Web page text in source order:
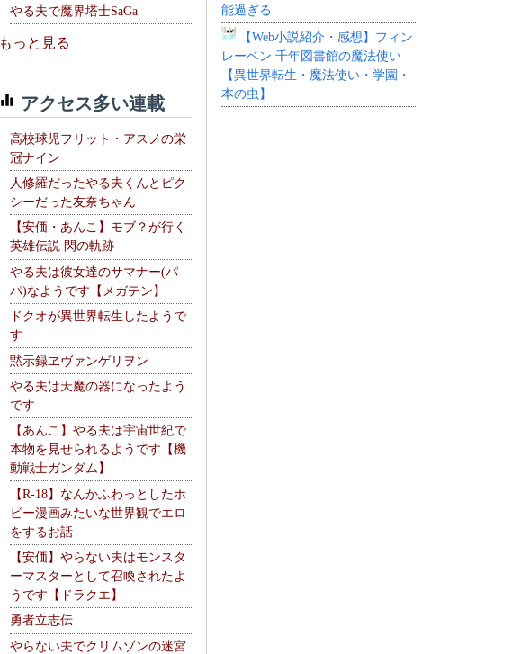
やる夫で魔界塔士SaGa
もっと見る
アクセス多い連載
高校球児フリット・アスノの栄
冠ナイン
人修羅だったやる夫くんとピク
シーだった友奈ちゃん
【安価・あんこ】モブ？が行く
英雄伝説 閃の軌跡
やる夫は彼女達のサマナー(パ
パ)なようです【メガテン】
ドクオが異世界転生したようで
す
黙示録ヱヴァンゲリヲン
やる夫は天魔の器になったよう
です
【あんこ】やる夫は宇宙世紀で
本物を見せられるようです【機
動戦士ガンダム】
【R-18】なんかふわっとしたホ
ビー漫画みたいな世界観でエロ
をするお話
【安価】やらない夫はモンスタ
ーマスターとして召喚されたよ
うです【ドラクエ】
勇者立志伝
やらない夫でクリムゾンの迷宮
能過ぎる
【Web小説紹介・感想】フィン
レーベン 千年図書館の魔法使い
【異世界転生・魔法使い・学園・
本の虫】